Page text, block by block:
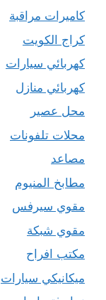
كاميرات مراقبة
كراج الكويت
كهربائي سيارات
كهربائي منازل
محل عصير
محلات تلفونات
مصاعد
مطابخ المنيوم
مقوي سيرفس
مقوي شبكة
مكتب افراح
ميكانيكي سيارات